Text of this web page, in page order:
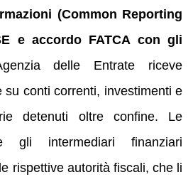
(Common Reporting
e accordo FATCA con gli
delle Entrate riceve
su conti correnti, investimenti e
detenuti oltre confine. Le
gli intermediari finanziari
rispettive autorità fiscali, che li